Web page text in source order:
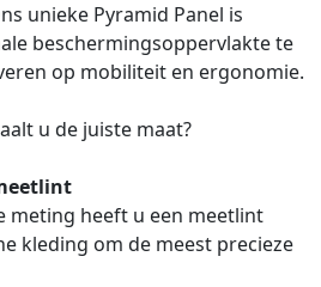
unieke Pyramid Panel is
beschermingsoppervlakte te
op mobiliteit en ergonomie.
u de juiste maat?
meting heeft u een meetlint
kleding om de meest precieze